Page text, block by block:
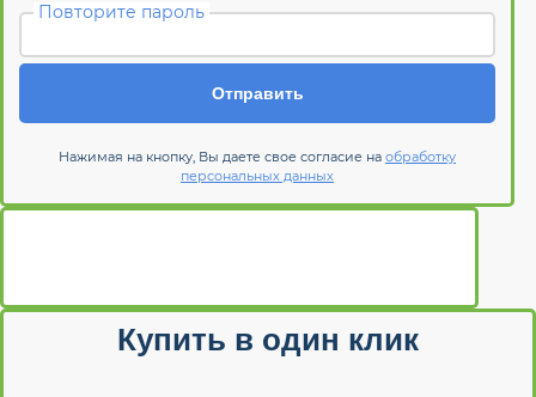
Повторите пароль
Отправить
Нажимая на кнопку, Вы даете свое согласие на обработку
персональных данных
Купить в один клик